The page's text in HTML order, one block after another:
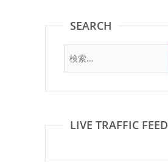
SEARCH
LIVE TRAFFIC FEED